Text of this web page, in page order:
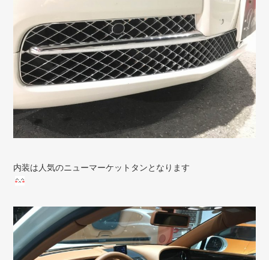
内装は人気のニューマーケットタンとなります